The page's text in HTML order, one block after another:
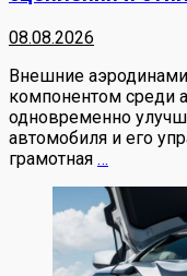
08.08.2026
Внешние
компонентом среди
одновременно
автомобиля и его
грамотная …